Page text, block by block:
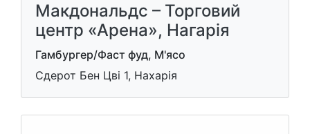
Макдональдс – Торговий
центр «Арена», Нагарія
Гамбургер/Фаст фуд, М'ясо
Сдерот Бен Цві 1, Нахарія